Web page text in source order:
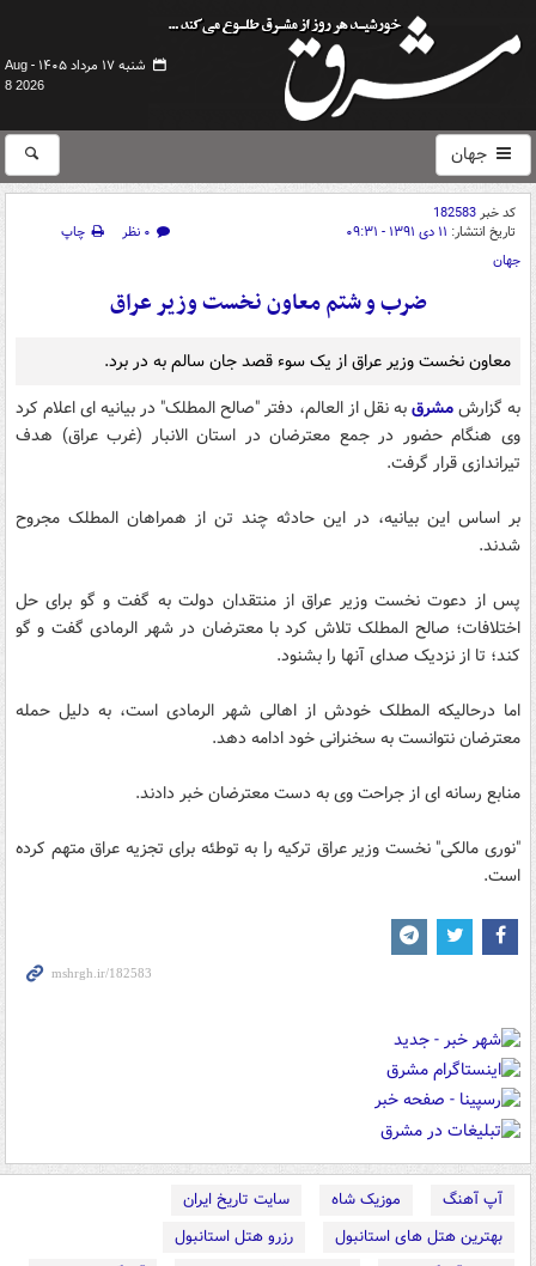
شنبه ۱۷ مرداد ۱۴۰۵ -
Aug
8 2026
جهان
کد خبر182583
تاریخ انتشار: ۱۱ دی ۱۳۹۱ - ۰۹:۳۱ ۰ نظر
چاپ
جهان
ضرب و شتم معاون نخست وزیر عراق
معاون نخست وزیر عراق از یک سوء قصد جان سالم به در برد.
به گزارشمشرقبه نقل از العالم، دفتر "صالح المطلک" در بیانیه ای اعلام کرد
وی هنگام حضور در جمع معترضان در استان الانبار (غرب عراق) هدف
تیراندازی قرار گرفت.
بر اساس این بیانیه، در این حادثه چند تن از همراهان المطلک مجروح
شدند.
پس از دعوت نخست وزیر عراق از منتقدان دولت به گفت و گو برای حل
اختلافات؛ صالح المطلک تلاش کرد با معترضان در شهر الرمادی گفت و گو
کند؛ تا از نزدیک صدای آنها را بشنود.
اما درحالیکه المطلک خودش از اهالی شهر الرمادی است، به دلیل حمله
معترضان نتوانست به سخنرانی خود ادامه دهد.
منابع رسانه ای از جراحت وی به دست معترضان خبر دادند.
"نوری مالکی" نخست وزیر عراق ترکیه را به توطئه برای تجزیه عراق متهم کرده
است.
آپ آهنگ موزیک شاه
سایت تاریخ ایران
بهترین هتل های استانبول
رزرو هتل استانبول